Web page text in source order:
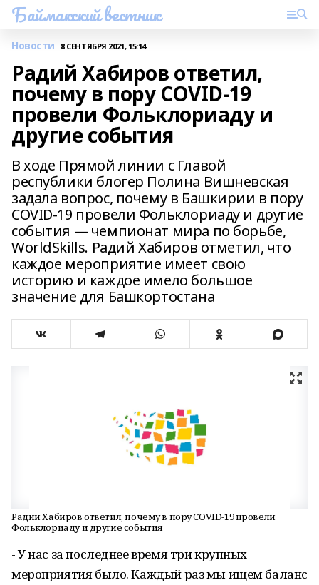
Баймакский вестник
Новости 8 СЕНТЯБРЯ 2021, 15:14
Радий Хабиров ответил,
почему в пору COVID-19
провели Фольклориаду и
другие события
В ходе Прямой линии с Главой
республики блогер Полина Вишневская
задала вопрос, почему в Башкирии в пору
COVID-19 провели Фольклориаду и другие
события — чемпионат мира по борьбе,
WorldSkills. Радий Хабиров отметил, что
каждое мероприятие имеет свою
историю и каждое имело большое
значение для Башкортостана
Радий Хабиров ответил, почему в пору COVID-19 провели
Фольклориаду и другие события
- У нас за последнее время три крупных
мероприятия было. Каждый раз мы ищем баланс